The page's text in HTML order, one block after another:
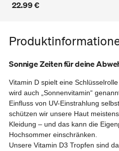
Sonnige Zeiten für deine
Vitamin D spielt eine
wird auch „Sonnenvitamin“
Einfluss von UV-Einstrahlung
schützen wir unsere Haut
Kleidung – und das kann die
Hochsommer einschränken.
Unsere Vitamin D3 Tropfen sind
22.99 €
in
Warenkorb